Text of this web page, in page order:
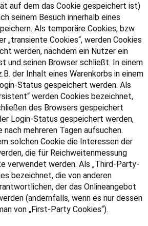
auf dem das Cookie gespeichert ist)
seinem Besuch innerhalb eines
Als temporäre Cookies, bzw.
„transiente Cookies“, werden Cookies
werden, nachdem ein Nutzer ein
und seinen Browser schließt. In einem
der Inhalt eines Warenkorbs in einem
Status gespeichert werden. Als
werden Cookies bezeichnet,
des Browsers gespeichert
Login-Status gespeichert werden,
mehreren Tagen aufsuchen.
solchen Cookie die Interessen der
die für Reichweitenmessung
verwendet werden. Als „Third-Party-
bezeichnet, die von anderen
der das Onlineangebot
(andernfalls, wenn es nur dessen
von „First-Party Cookies“).